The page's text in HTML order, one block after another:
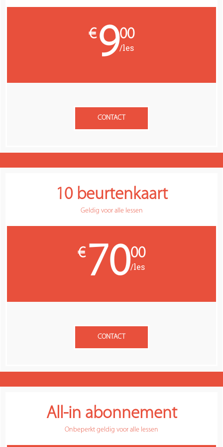
€ 900
/les
CONTACT
10 beurtenkaart
Geldig voor alle lessen
€ 7000
/les
CONTACT
All-in abonnement
Onbeperkt geldig voor alle lessen